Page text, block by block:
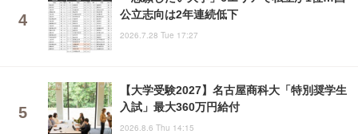
公立志向は2年連続低下
2026.7.28 Tue 17:27
【大学受験2027】名古屋商科大「特別奨学生
入試」最大360万円給付
2026.8.6 Thu 14:15